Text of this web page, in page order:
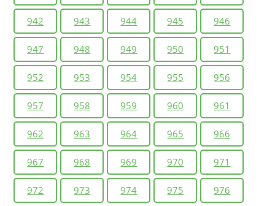
942 943 944 945 946
947 948 949 950 951
952 953 954 955 956
957 958 959 960 961
962 963 964 965 966
967 968 969 970 971
972 973 974 975 976